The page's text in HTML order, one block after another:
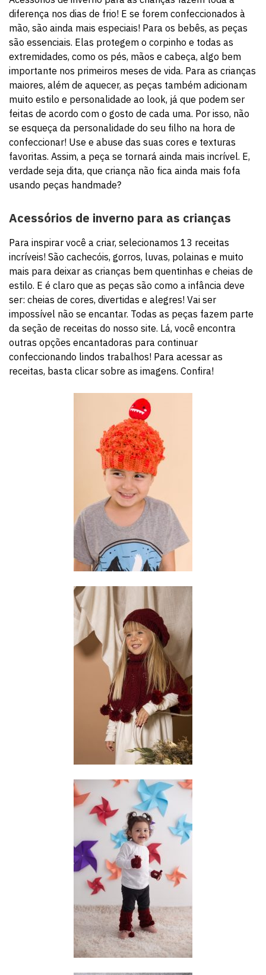
diferença nos dias de frio! E se forem confeccionados à
mão, são ainda mais especiais! Para os bebês, as peças
são essenciais. Elas protegem o corpinho e todas as
extremidades, como os pés, mãos e cabeça, algo bem
importante nos primeiros meses de vida. Para as crianças
maiores, além de aquecer, as peças também adicionam
muito estilo e personalidade ao look, já que podem ser
feitas de acordo com o gosto de cada uma. Por isso, não
se esqueça da personalidade do seu filho na hora de
confeccionar! Use e abuse das suas cores e texturas
favoritas. Assim, a peça se tornará ainda mais incrível. E,
verdade seja dita, que criança não fica ainda mais fofa
usando peças handmade?
Acessórios de inverno para as crianças
Para inspirar você a criar, selecionamos 13 receitas
incríveis! São cachecóis, gorros, luvas, polainas e muito
mais para deixar as crianças bem quentinhas e cheias de
estilo. E é claro que as peças são como a infância deve
ser: cheias de cores, divertidas e alegres! Vai ser
impossível não se encantar. Todas as peças fazem parte
da seção de receitas do nosso site. Lá, você encontra
outras opções encantadoras para continuar
confeccionando lindos trabalhos! Para acessar as
receitas, basta clicar sobre as imagens. Confira!